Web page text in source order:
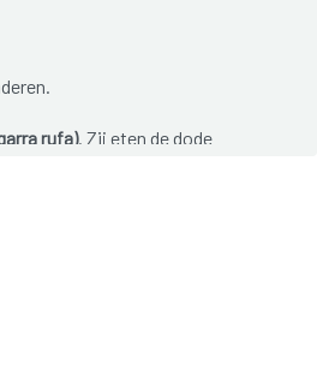
rufa). Zij eten de dode
zo is er minder kans op